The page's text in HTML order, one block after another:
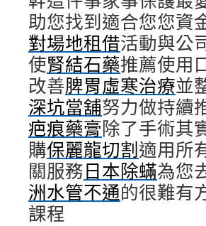
助您找到適合您您資
對場地租借活動與公
使腎結石藥推薦使用
改善脾胃虛寒治療並
深坑當舖努力做持續
疤痕藥膏除了手術其
購保麗龍切割適用所
關服務日本除蟎為您
洲水管不通的很難有
課程